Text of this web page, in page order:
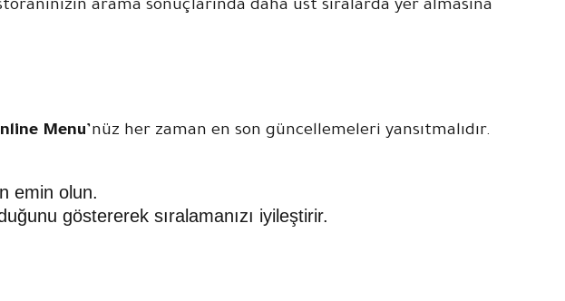
arama sonuçlarında daha üst sıralarda yer almasına
Menu’nüz her zaman en son güncellemeleri yansıtmalıdır.
emin olun.
göstererek sıralamanızı iyileştirir.